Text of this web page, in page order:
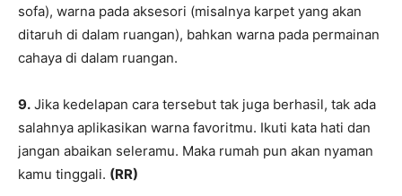
sofa), warna pada aksesori (misalnya karpet yang akan
ditaruh di dalam ruangan), bahkan warna pada permainan
cahaya di dalam ruangan.
9. Jika kedelapan cara tersebut tak juga berhasil, tak ada
salahnya aplikasikan warna favoritmu. Ikuti kata hati dan
jangan abaikan seleramu. Maka rumah pun akan nyaman
kamu tinggali. (RR)